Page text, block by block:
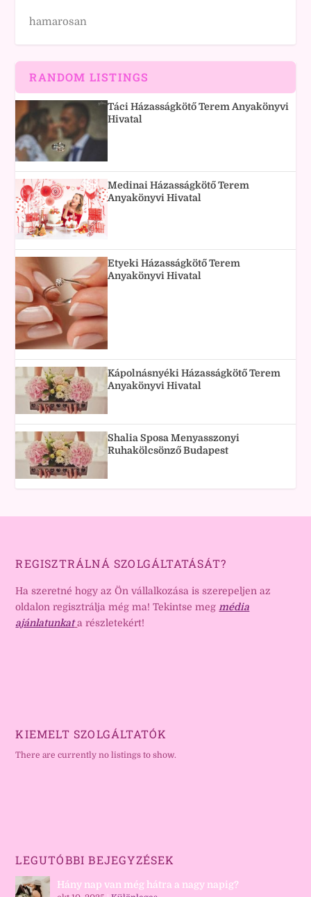
hamarosan
RANDOM LISTINGS
Táci Házasságkötő Terem Anyakönyvi
Hivatal
Medinai Házasságkötő Terem
Anyakönyvi Hivatal
Etyeki Házasságkötő Terem
Anyakönyvi Hivatal
Kápolnásnyéki Házasságkötő Terem
Anyakönyvi Hivatal
Shalia Sposa Menyasszonyi
Ruhakölcsönző Budapest
REGISZTRÁLNÁ SZOLGÁLTATÁSÁT?
Ha szeretné hogy az Ön vállalkozása is szerepeljen az
oldalon regisztrálja még ma! Tekintse meg média
ajánlatunkat a részletekért!
KIEMELT SZOLGÁLTATÓK
There are currently no listings to show.
LEGUTÓBBI BEJEGYZÉSEK
Hány nap van még hátra a nagy napig?